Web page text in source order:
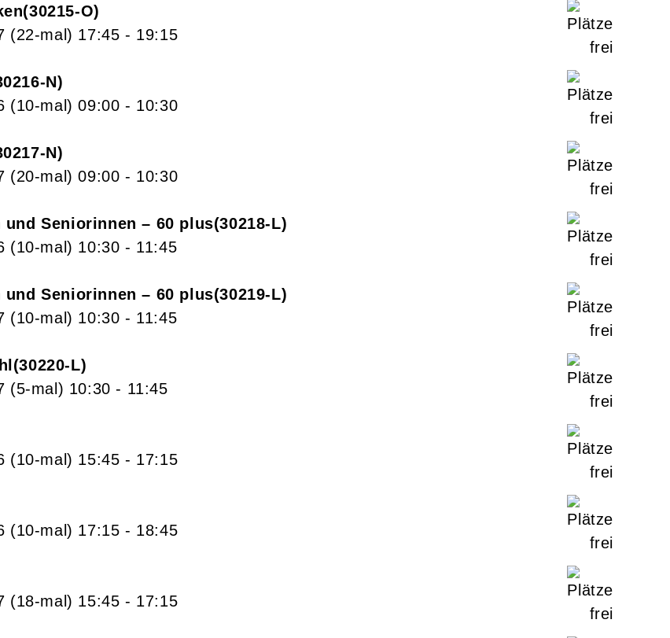
30215-O
(22-mal) 17:45 - 19:15
N
(10-mal)09:00 - 10:30
N
(20-mal)09:00 - 10:30
und Seniorinnen – 60 plus 30218-L
(10-mal) 10:30 - 11:45
und Seniorinnen – 60 plus 30219-L
(10-mal) 10:30 - 11:45
30220-L
(5-mal) 10:30 - 11:45
(10-mal) 15:45 - 17:15
(10-mal) 17:15 - 18:45
(18-mal) 15:45 - 17:15